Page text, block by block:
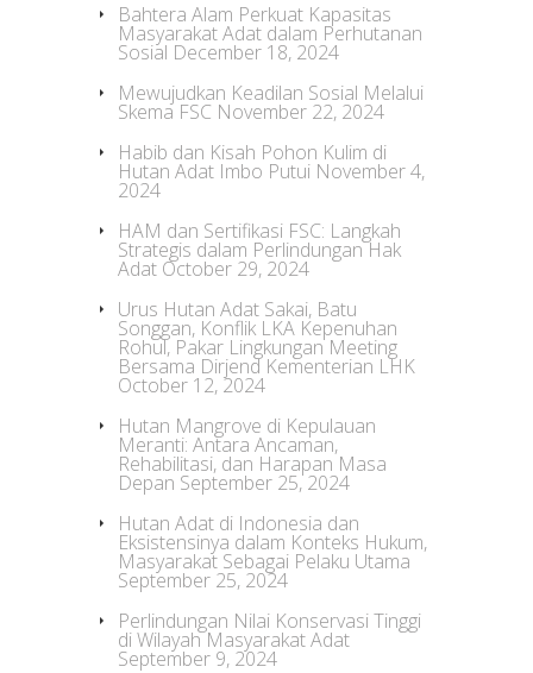
Bahtera Alam Perkuat Kapasitas
Masyarakat Adat dalam Perhutanan
Sosial December 18, 2024
Mewujudkan Keadilan Sosial Melalui
Skema FSC November 22, 2024
Habib dan Kisah Pohon Kulim di
Hutan Adat Imbo Putui November 4,
2024
HAM dan Sertifikasi FSC: Langkah
Strategis dalam Perlindungan Hak
Adat October 29, 2024
Urus Hutan Adat Sakai, Batu
Songgan, Konflik LKA Kepenuhan
Rohul, Pakar Lingkungan Meeting
Bersama Dirjend Kementerian LHK
October 12, 2024
Hutan Mangrove di Kepulauan
Meranti: Antara Ancaman,
Rehabilitasi, dan Harapan Masa
Depan September 25, 2024
Hutan Adat di Indonesia dan
Eksistensinya dalam Konteks Hukum,
Masyarakat Sebagai Pelaku Utama
September 25, 2024
Perlindungan Nilai Konservasi Tinggi
di Wilayah Masyarakat Adat
September 9, 2024